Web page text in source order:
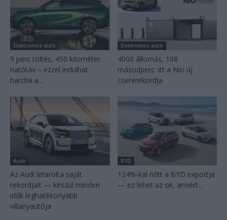
Elektromos autó
9 perc töltés, 450 kilométer
hatótáv – ezzel indulhat
harcba a...
Elektromos autó
4000 állomás, 108
másodperc: itt a Nio új
csererekordja
Audi
Az Audi letarolta saját
rekordjait — készül minden
idők leghatékonyabb
villanyautója
BYD
124%-kal nőtt a BYD exportja
— ez lehet az ok, amiért...